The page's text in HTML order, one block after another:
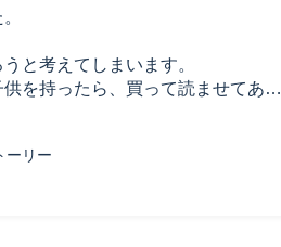
と考えてしまいます。
を持ったら、買って読ませてあげ